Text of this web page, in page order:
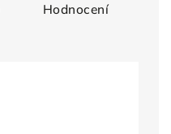
Hodnocení